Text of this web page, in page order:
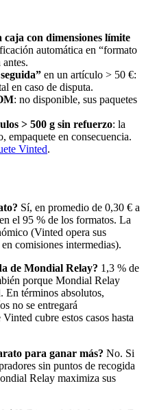
con dimensiones límite
automática en “formato
en un artículo > 50 €:
en caso de disputa.
: no disponible, sus paquetes
> 500 g sin refuerzo: la
empaquete en consecuencia.
Vinted.
Sí, en promedio de 0,30 € a
el 95 % de los formatos. La
(Vinted opera sus
comisiones intermedias).
de Mondial Relay? 1,3 % de
porque Mondial Relay
En términos absolutos,
no se entregará
cubre estos casos hasta
para ganar más? No. Si
sin puntos de recogida
Relay maximiza sus